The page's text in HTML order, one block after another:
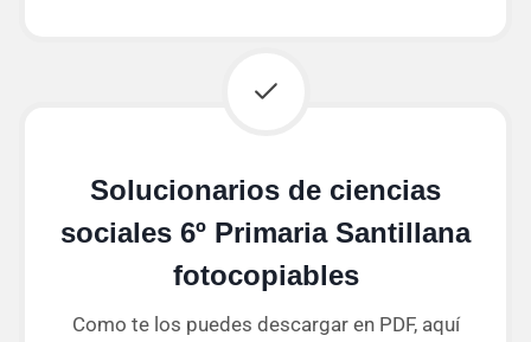
Solucionarios de ciencias
sociales 6º Primaria Santillana
fotocopiables
Como te los puedes descargar en PDF, aquí